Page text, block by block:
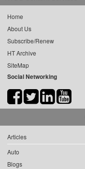
Home
About Us
Subscribe/Renew
HT Archive
SiteMap
Social Networking
Articles
Auto
Blogs